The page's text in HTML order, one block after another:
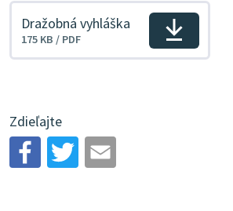
Dražobná vyhláška
Veľkosť
a
typ
175 KB / PDF Stiahnuť
Zdieľajte